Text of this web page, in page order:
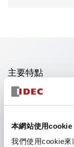
本網站使用cookie
我們使用cookie來
主要特點
操作面板的凹凸
豐富的顏色變化
優秀的防水性能